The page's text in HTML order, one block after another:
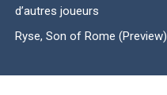
d’autres joueurs
Ryse, Son of Rome (Preview)